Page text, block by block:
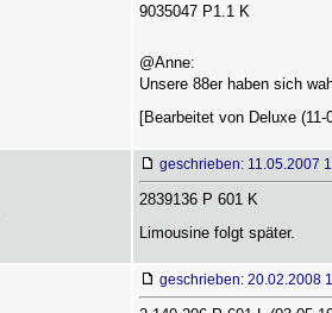
9035047 P1.1 K
@Anne:
Unsere 88er haben sich
[Bearbeitet von Deluxe (11-
geschrieben: 11.05.2007
2839136 P 601 K
Limousine folgt später.
geschrieben: 20.02.2008